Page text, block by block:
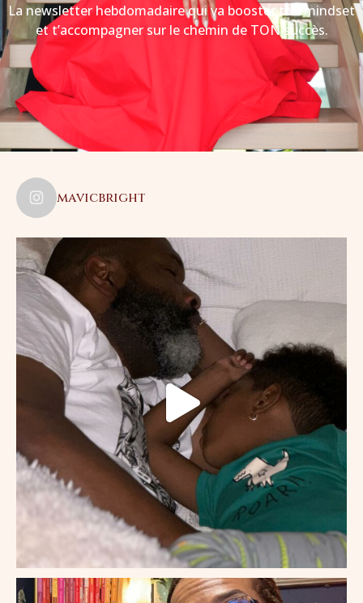
La newsletter hebdomadaire qui va booster ton mindset
et t’accompagner sur le chemin de TON succès.
mavicbright